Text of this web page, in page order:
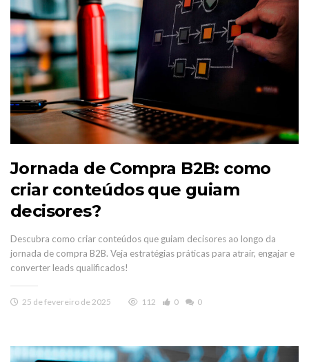
Jornada de Compra B2B: como
criar conteúdos que guiam
decisores?
Descubra como criar conteúdos que guiam decisores ao longo da
jornada de compra B2B. Veja estratégias práticas para atrair, engajar e
converter leads qualificados!
25 de fevereiro de 2025 112 0 0